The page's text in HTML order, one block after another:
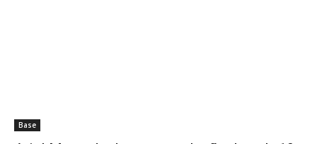
Base